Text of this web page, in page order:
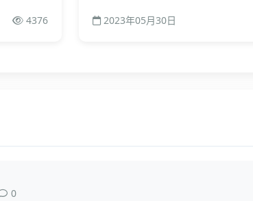
4376 2023年05月30日
0